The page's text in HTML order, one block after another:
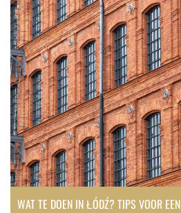
Łódź?
Tips
voor
een
originele
stedentrip
in
Polen
WAT TE DOEN IN ŁÓDŹ? TIPS VOOR EEN